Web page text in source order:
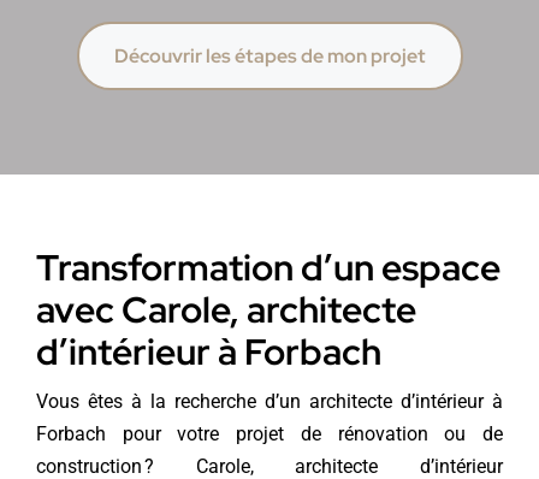
Découvrir les étapes de mon projet
Transformation d’un espace
avec Carole, architecte
d’intérieur à Forbach
Vous êtes à la recherche d’un architecte d’intérieur à
Forbach pour votre projet de rénovation ou de
construction ? Carole, architecte d’intérieur